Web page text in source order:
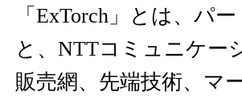
「ExTorch」とは、パ
と、NTTコミュニケー
販売網、先端技術、マ